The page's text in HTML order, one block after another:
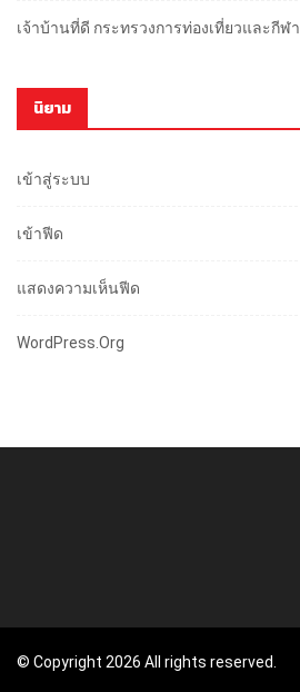
เจ้าบ้านที่ดี กระทรวงการท่องเที่ยวและกีฬา
นิยาม
เข้าสู่ระบบ
เข้าฟีด
แสดงความเห็นฟีด
WordPress.org
© Copyright 2026 All rights reserved.